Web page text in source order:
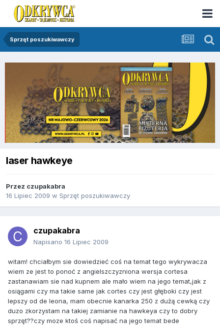
Sprzęt poszukiwawczy
laser hawkeye
Przez czupakabra
16 Lipiec 2009 w Sprzęt poszukiwawczy
czupakabra
Napisano 16 Lipiec 2009
witam! chciałbym sie dowiedzieć coś na temat tego wykrywacza
wiem ze jest to ponoć z angielszczyzniona wersja cortesa
zastanawiam sie nad kupnem ale mało wiem na jego temat,jak z
osiągami czy ma takie same jak cortes czy jest głęboki czy jest
lepszy od de leona, mam obecnie kanarka 250 z dużą cewką czy
duzo zkorzystam na takiej zamianie na hawkeya czy to dobry
sprzęt??czy moze ktoś coś napisać na jego temat bede